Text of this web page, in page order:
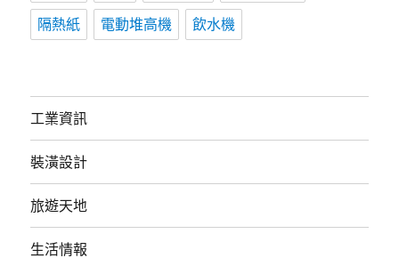
隔熱紙 電動堆高機 飲水機
工業資訊
裝潢設計
旅遊天地
生活情報